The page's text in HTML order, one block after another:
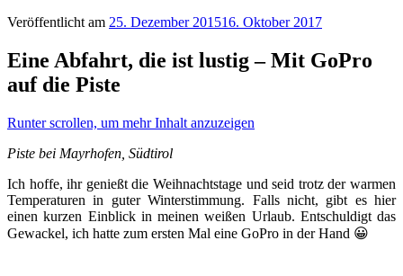
Veröffentlicht am 25. Dezember 201516. Oktober 2017
Eine Abfahrt, die ist lustig – Mit GoPro
auf die Piste
Runter scrollen, um mehr Inhalt anzuzeigen
Piste bei Mayrhofen, Südtirol
Ich hoffe, ihr genießt die Weihnachtstage und seid trotz der warmen
Temperaturen in guter Winterstimmung. Falls nicht, gibt es hier
einen kurzen Einblick in meinen weißen Urlaub. Entschuldigt das
Gewackel, ich hatte zum ersten Mal eine GoPro in der Hand 😀